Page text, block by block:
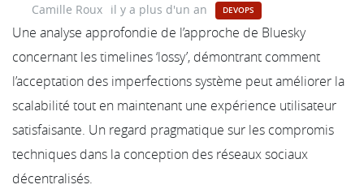
Camille Roux il y a plus d'un an DEVOPS
Une analyse approfondie de l’approche de Bluesky
concernant les timelines ‘lossy’, démontrant comment
l’acceptation des imperfections système peut améliorer la
scalabilité tout en maintenant une expérience utilisateur
satisfaisante. Un regard pragmatique sur les compromis
techniques dans la conception des réseaux sociaux
décentralisés.